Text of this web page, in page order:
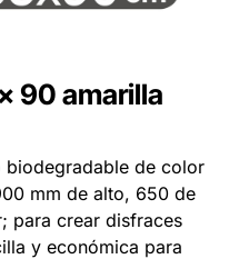
90 amarilla
biodegradable de color
mm de alto, 650 de
para crear disfraces
y económica para